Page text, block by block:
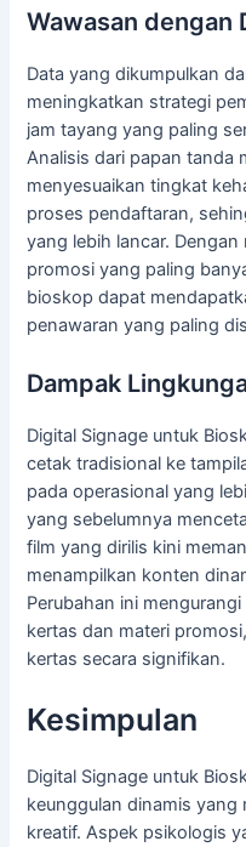
Wawasan dengan
Data yang dikumpulkan
meningkatkan strategi
jam tayang yang paling
Analisis dari papan tanda
menyesuaikan tingkat
proses pendaftaran,
yang lebih lancar.
promosi yang paling
bioskop dapat
penawaran yang paling
Dampak
Digital Signage untuk
cetak tradisional ke
pada operasional yang
yang sebelumnya
film yang dirilis kini
menampilkan konten
Perubahan ini
kertas dan materi
kertas secara signifikan.
Kesimpulan
Digital Signage untuk
keunggulan dinamis yang
kreatif. Aspek psikologis